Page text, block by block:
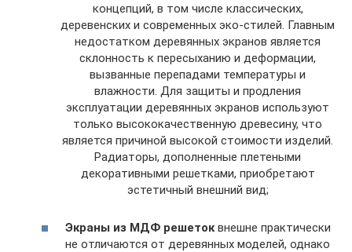
концепций, в том числе классических,
деревенских и современных эко-стилей. Главным
недостатком деревянных экранов является
склонность к пересыханию и деформации,
вызванные перепадами температуры и
влажности. Для защиты и продления
эксплуатации деревянных экранов используют
только высококачественную древесину, что
является причиной высокой стоимости изделий.
Радиаторы, дополненные плетеными
декоративными решетками, приобретают
эстетичный внешний вид;
Экраны из МДФ решетоквнешне практически
не отличаются от деревянных моделей, однако